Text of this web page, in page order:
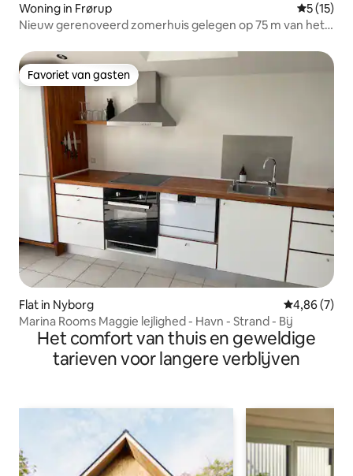
Woning in Frørup
5 (15)
Nieuw gerenoveerd zomerhuis gelegen op 75 m van het
Favoriet van gasten
Favoriet van gasten
Flat in Nyborg Gemiddelde
4,86 (7)
Marina Rooms Maggie lejlighed - Havn - Strand - Bij
Het comfort van thuis en geweldige
tarieven voor langere verblijven